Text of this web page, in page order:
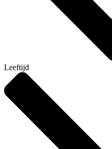
Leeftijd